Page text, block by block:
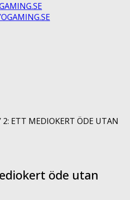
2: ETT MEDIOKERT ÖDE UTAN
öde utan